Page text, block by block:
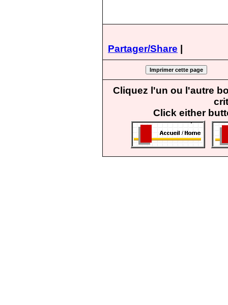
Partager/Share
Cliquez l'un ou l'autre
Click either